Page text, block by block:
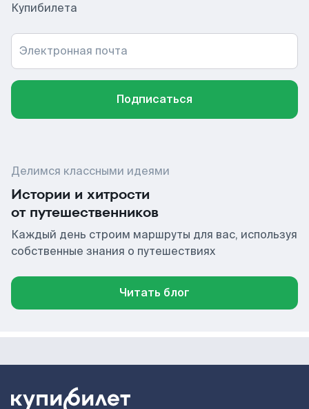
Купибилета
Электронная почта
Подписаться
Делимся классными идеями
Истории и хитрости
от путешественников
Каждый день строим маршруты для вас, используя
собственные знания о путешествиях
Читать блог